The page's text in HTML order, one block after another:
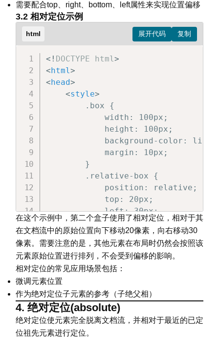
需要配合top、right、bottom、left属性来实现位置偏移
3.2 相对定位示例
html
<! DOCTYPE html>
<html>
<head>
<style>
        .box {
            width: 100px;
            height: 100px;
background-color:
            margin: 10px;
        }
        .relative-box {
            position: relative;
            top: 20px;
            left: 30px;
background-color:
        }
</style>
</head>
<body>
<div class ="box relative-box
<div class="box">第三个盒子</div
</ body>
</html>
在这个示例中，第二个盒子使用了相对定位，相对于其
在文档流中的原始位置向下移动20像素，向右移动30
像素。需要注意的是，其他元素在布局时仍然会按照该
元素原始位置进行排列，不会受到偏移的影响。
相对定位的常见应用场景包括：
微调元素位置
作为绝对定位子元素的参考（子绝父相）
4. 绝对定位(absolute)
绝对定位使元素完全脱离文档流，并相对于最近的已定
位祖先元素进行定位。